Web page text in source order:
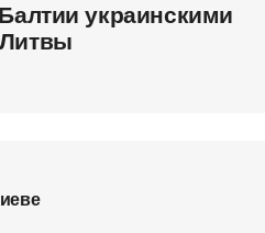
украинскими